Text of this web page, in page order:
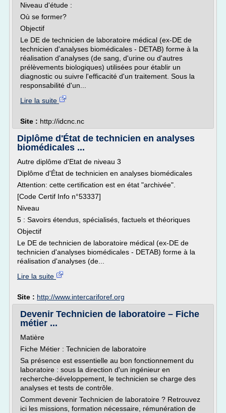
Niveau d'étude :
Où se former?
Objectif
Le DE de technicien de laboratoire médical (ex-DE de
technicien d'analyses biomédicales - DETAB) forme à la
réalisation d'analyses (de sang, d'urine ou d'autres
prélèvements biologiques) utilisées pour établir un
diagnostic ou suivre l'efficacité d'un traitement. Sous la
responsabilité d'un...
Lire la suite
Site : http://idcnc.nc
Diplôme d'État de technicien en analyses
biomédicales ...
Autre diplôme d'Etat de niveau 3
Diplôme d'État de technicien en analyses biomédicales
Attention: cette certification est en état "archivée".
[Code Certif Info n°53337]
Niveau
5 : Savoirs étendus, spécialisés, factuels et théoriques
Objectif
Le DE de technicien de laboratoire médical (ex-DE de
technicien d'analyses biomédicales - DETAB) forme à la
réalisation d'analyses (de...
Lire la suite
Site : http://www.intercariforef.org
Devenir Technicien de laboratoire – Fiche
métier ...
Matière
Fiche Métier : Technicien de laboratoire
Sa présence est essentielle au bon fonctionnement du
laboratoire : sous la direction d'un ingénieur en
recherche-développement, le technicien se charge des
analyses et tests de contrôle.
Comment devenir Technicien de laboratoire ? Retrouvez
ici les missions, formation nécessaire, rémunération de